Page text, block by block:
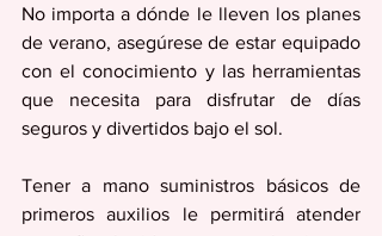
No importa a dónde le lleven los planes
de verano, asegúrese de estar equipado
con el conocimiento y las herramientas
que necesita para disfrutar de días
seguros y divertidos bajo el sol.
Tener a mano suministros básicos de
primeros auxilios le permitirá atender